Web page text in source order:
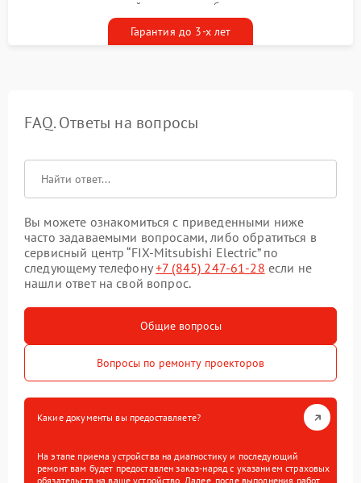
гарантийным талоном бесплатно
Гарантия до 3-х лет
FAQ. Ответы на вопросы
Вы можете ознакомиться с приведенными ниже
часто задаваемыми вопросами, либо обратиться в
сервисный центр “FIX-Mitsubishi Electric” по
следующему телефону+7 (845) 247-61-28 если не
нашли ответ на свой вопрос.
Общие вопросы
Вопросы по ремонту проекторов
Какие документы вы предоставляете?
На этапе приема устройства на диагностику и последующий
ремонт вам будет предоставлен заказ-наряд с указанием страховых
обязательств на ваше устройство. Далее, после выполнения работ